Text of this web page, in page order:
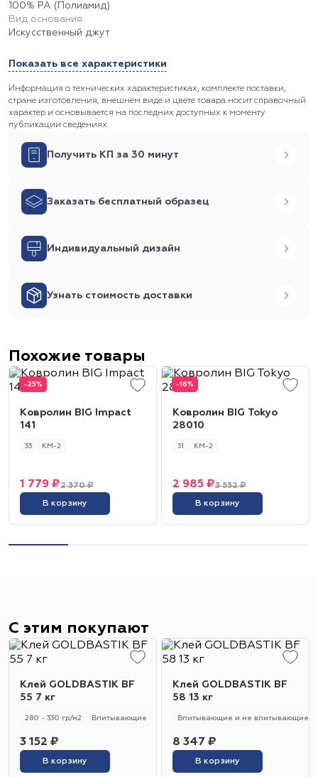
100% PA (Полиамид)
Вид основания
Искусственный джут
Показать все характеристики
Информация о технических характеристиках, комплекте поставки,
стране изготовления, внешнем виде и цвете товара носит справочный
характер и основывается на последних доступных к моменту
публикации сведениях.
Получить КП за 30 минут
Заказать бесплатный образец
Индивидуальный дизайн
Узнать стоимость доставки
Похожие товары
-25%
Ковролин BIG Impact
141
33 КМ-2
2 370 ₽
1 779 ₽
В корзину
-16%
Ковролин BIG Tokyo
28010
31 КМ-2
3 552 ₽
2 985 ₽
В корзину
С этим покупают
Клей GOLDBASTIK BF
55 7 кг
280 - 330 гр/м2 Впитывающие
3 152 ₽
В корзину
Клей GOLDBASTIK BF
58 13 кг
Впитывающие и не впитывающие
8 347 ₽
В корзину